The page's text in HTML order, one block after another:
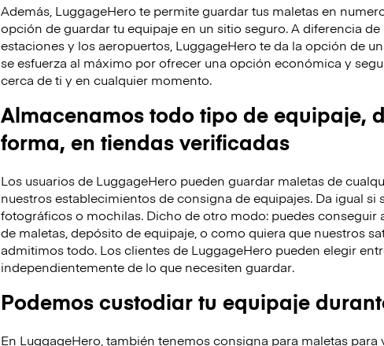
Además, LuggageHero te permite guardar tus maletas en
opción de guardar tu equipaje en un sitio seguro. A diferencia
estaciones y los aeropuertos, LuggageHero te da la opción de
se esfuerza al máximo por ofrecer una opción económica y
cerca de ti y en cualquier momento.
Almacenamos todo tipo de equipaje,
forma, en tiendas verificadas
Los usuarios de LuggageHero pueden guardar maletas de
nuestros establecimientos de consigna de equipajes. Da igual si
fotográficos o mochilas. Dicho de otro modo: puedes
de maletas, depósito de equipaje, o como quiera que nuestros
admitimos todo. Los clientes de LuggageHero pueden elegir
independientemente de lo que necesiten guardar.
Podemos custodiar tu equipaje
En LuggageHero, también tenemos consigna para maletas para